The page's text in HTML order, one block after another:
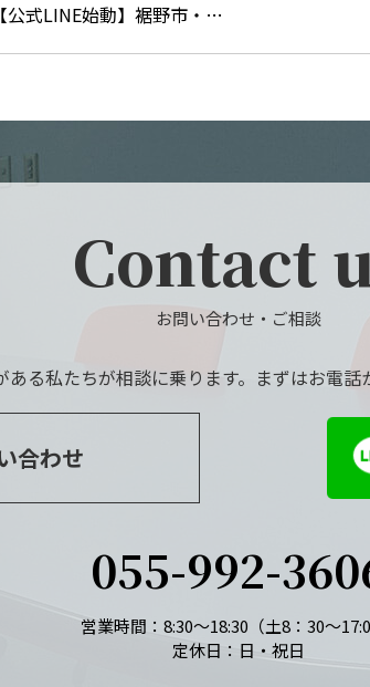
【公式LINE始動】裾野市・…
Contact
お問い合わせ・ご相談
ある私たちが相談に乗ります。まずはお電話
合わせ
055-992-
営業時間：8:30～18:30（土8：30～
定休日：日・祝日